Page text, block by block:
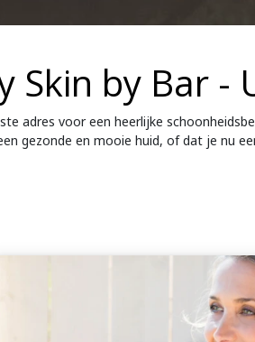
Skin by Bar -
adres voor een heerlijke
gezonde en mooie huid, of dat je nu